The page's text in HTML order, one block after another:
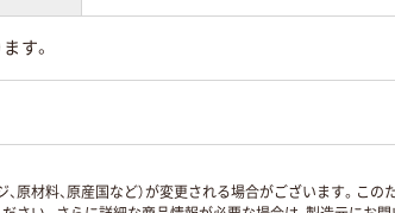
す。
原材料、原産国など）が変更される場合がございます。この